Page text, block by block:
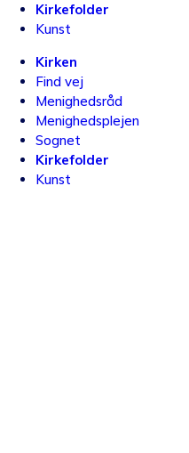
Kirkefolder
Kunst
Kirken
Find vej
Menighedsråd
Menighedsplejen
Sognet
Kirkefolder
Kunst